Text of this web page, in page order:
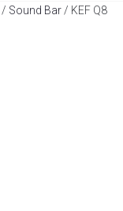
/ Sound Bar / KEF Q8